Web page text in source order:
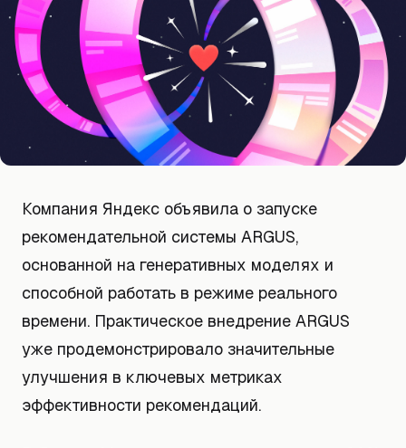
Компания Яндекс объявила о запуске
рекомендательной системы ARGUS,
основанной на генеративных моделях и
способной работать в режиме реального
времени. Практическое внедрение ARGUS
уже продемонстрировало значительные
улучшения в ключевых метриках
эффективности рекомендаций.